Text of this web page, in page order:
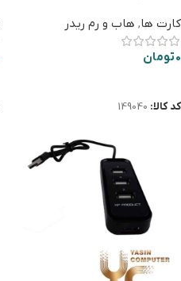
کارت ها, هاب و رم ریدر
0تومان
کد کالا: 149040